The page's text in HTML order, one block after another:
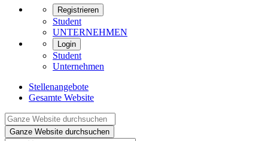
Registrieren
Student
UNTERNEHMEN
Login
Student
Unternehmen
Stellenangebote
Gesamte Website